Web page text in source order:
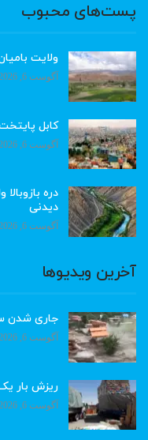
پست‌های محبوب
ولایت
آگوست 6, 2026
کابل
آگوست 6, 2026
دره
دیدنی
آگوست 6, 2026
آخرین ویدیوها
جاری شدن
آگوست 6, 2026
ریزش بار
آگوست 6, 2026